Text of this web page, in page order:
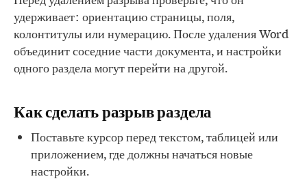
удерживает: ориентацию страницы, поля,
колонтитулы или нумерацию. После удаления Word
объединит соседние части документа, и настройки
одного раздела могут перейти на другой.
Как сделать разрыв раздела
Поставьте курсор перед текстом, таблицей или
приложением, где должны начаться новые
настройки.